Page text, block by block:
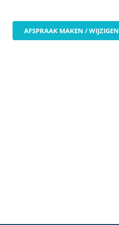
AFSPRAAK MAKEN / WIJZIGEN